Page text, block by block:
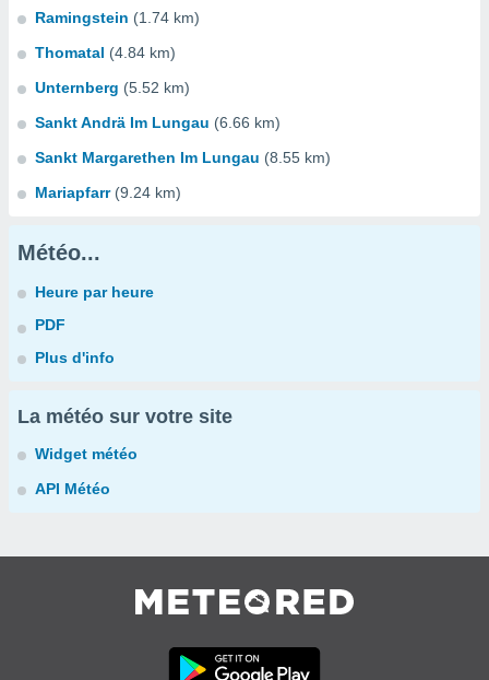
Ramingstein (1.74 km)
Thomatal (4.84 km)
Unternberg (5.52 km)
Sankt Andrä Im Lungau (6.66 km)
Sankt Margarethen Im Lungau (8.55 km)
Mariapfarr (9.24 km)
Météo...
Heure par heure
PDF
Plus d'info
La météo sur votre site
Widget météo
API Météo